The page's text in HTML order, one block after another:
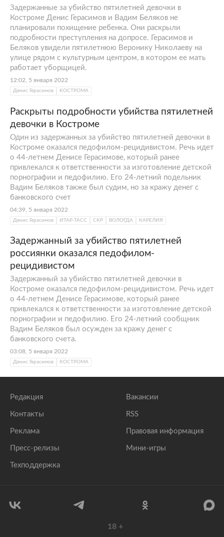
Задержанные за убийство пятилетней девочки в
Костроме Денис Герасимов и Вадим Беляков не
планировали похищение ребенка. Они раскрыли
подробности преступления на допросе. Герасимов и
Беляков увидели пятилетнюю Веронику Николаеву на
улице рядом с культурным центром, в котором ее мать
работает уборщицей.
12:02, 5 января 2022
Денис Герасимов КОСТРОМА
Раскрыты подробности убийства пятилетней
девочки в Костроме
Один из задержанных за убийство пятилетней девочки в
Костроме оказался педофилом-рецидивистом. Речь идет
о 44-летнем Денисе Герасимове, который ранее
привлекался к ответственности за изготовление детской
порнографии и педофилию. Его 24-летний подельник
Вадим Беляков также был судим, но за кражу денег с
банковского счет
04:39, 5 января 2022
Денис Герасимов ИТАР-ТАСС СКР ВОЛОГДА КАРЕЛИЯ
Задержанный за убийство пятилетней
россиянки оказался педофилом-
рецидивистом
Задержанный за убийство пятилетней девочки в
Костроме оказался педофилом-рецидивистом. Речь идет
о 44-летнем Денисе Герасимове, который ранее
привлекался к ответственности за изготовление детской
порнографии и педофилию. Его 24-летний сообщник
Вадим Беляков был осужден за кражу денег с
банковского счета.
03:08, 5 января 2022
Денис Герасимов КОСТРОМА
Редакция
Контакты
Реклама
Пресс-релизы
Техподдержка
Вакансии
RSS
Правовая информация
Мини-игры
18 +